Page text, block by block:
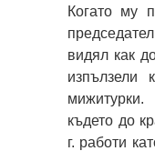
Когато му
видял как
където до
г. работи